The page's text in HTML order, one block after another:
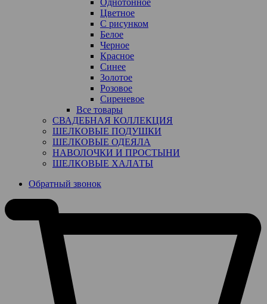
Однотонное
Цветное
С рисунком
Белое
Черное
Красное
Синее
Золотое
Розовое
Сиреневое
Все товары
СВАДЕБНАЯ КОЛЛЕКЦИЯ
ШЕЛКОВЫЕ ПОДУШКИ
ШЕЛКОВЫЕ ОДЕЯЛА
НАВОЛОЧКИ И ПРОСТЫНИ
ШЕЛКОВЫЕ ХАЛАТЫ
Обратный звонок